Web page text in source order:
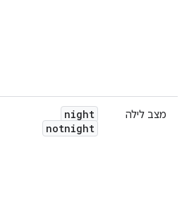
מצב לילה
night
notnight